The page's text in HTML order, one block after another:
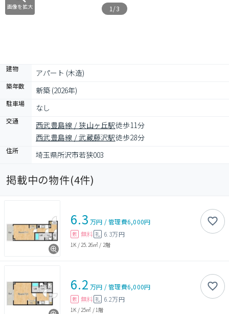
画像を拡大 1/3
建物 アパート (木造)
築年数 新築 (2026年)
駐車場 なし
交通 西武豊島線 / 狭山ヶ丘駅徒歩11分
西武豊島線 / 武蔵藤沢駅徒歩28分
住所 埼玉県所沢市若狭003
掲載中の物件(4件)
6.3 万円 /管理費6,000円
敷 無料 礼 6.3万円
1K / 25.26㎡ / 2階
6.2 万円 /管理費6,000円
敷 無料 礼 6.2万円
1K / 25㎡ / 1階